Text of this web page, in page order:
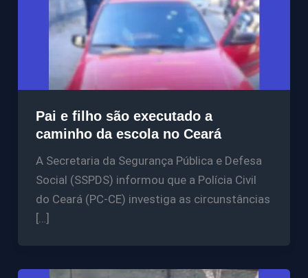
Pai e filho são executado a
caminho da escola no Ceará
A Secretaria da Segurança Pública e Defesa
Social (SSPDS) informou que a Polícia Civil
do Ceará (PC-CE) investiga as circunstâncias
[…]